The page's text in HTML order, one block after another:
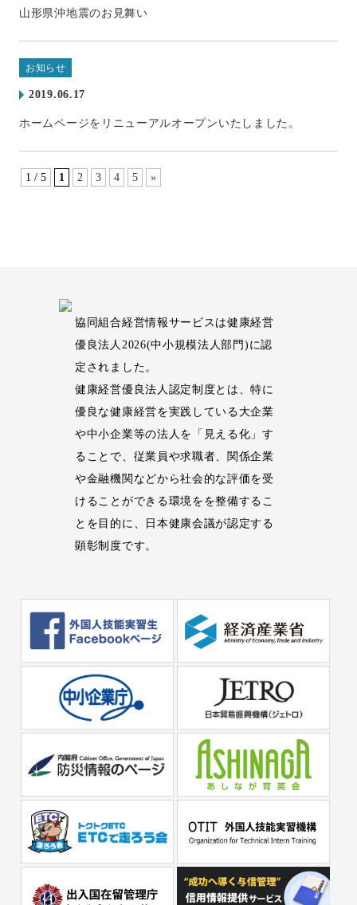
山形県沖地震のお見舞い
お知らせ
2019.06.17
ホームページをリニューアルオープンいたしました。
1 / 5 1 2 3 4 5 »
協同組合経営情報サービスは健康経営
優良法人2026(中小規模法人部門)に認
定されました。
健康経営優良法人認定制度とは、特に
優良な健康経営を実践している大企業
や中小企業等の法人を「見える化」す
ることで、従業員や求職者、関係企業
や金融機関などから社会的な評価を受
けることができる環境をを整備するこ
とを目的に、日本健康会議が認定する
顕彰制度です。